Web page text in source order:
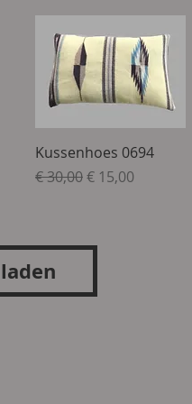
Snel overzicht
Kussenhoes 0694
Normale prijs
€ 30,00Verkoopprijs
€ 15,00